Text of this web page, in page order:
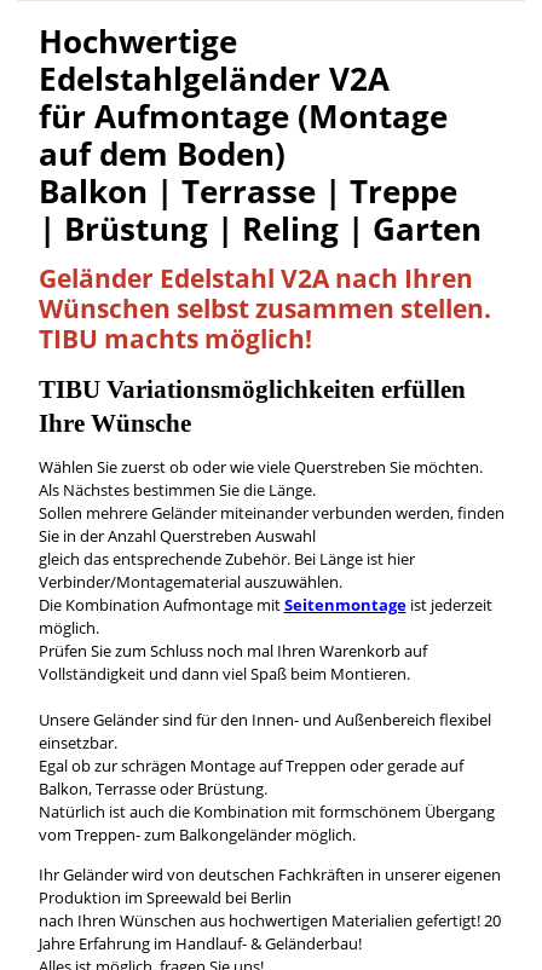
Hochwertige
Edelstahlgeländer V2A
für Aufmontage (Montage
auf dem Boden)
Balkon | Terrasse | Treppe
| Brüstung | Reling | Garten
Geländer Edelstahl V2A nach Ihren
Wünschen selbstzusammen stellen.
TIBU machts möglich!
TIBU Variationsmöglichkeitenerfüllen
Ihre Wünsche
Wählen Sie zuerst ob oder wie viele Querstreben Sie möchten.
Als Nächstes bestimmen Sie die Länge.
Sollen mehrere Geländer miteinander verbunden werden, finden
Sie in der Anzahl Querstreben Auswahl
gleich das entsprechende Zubehör. Bei Länge ist hier
Verbinder/Montagematerial auszuwählen.
Die Kombination Aufmontage mitSeitenmontageist jederzeit
möglich.
Prüfen Sie zum Schluss noch mal Ihren Warenkorb auf
Vollständigkeit und dann viel Spaß beim Montieren.
Unsere Geländer sind für den Innen- und Außenbereich flexibel
einsetzbar.
Egal ob zur schrägen Montage auf Treppen oder gerade auf
Balkon, Terrasse oder Brüstung.
Natürlich ist auch die Kombination mit formschönem Übergang
vom Treppen- zum Balkongeländer möglich.
Ihr Geländer wird von deutschen Fachkräften in unserer eigenen
Produktion im Spreewald bei Berlin
nach Ihren Wünschen aus hochwertigen Materialien gefertigt! 20
Jahre Erfahrung im Handlauf- & Geländerbau!